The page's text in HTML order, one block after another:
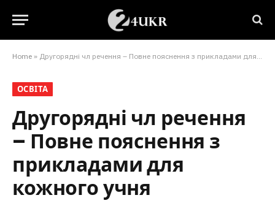
Home » Другорядні чл речення – Повне пояснення з прикладами для кожного учня
ОСВІТА
Другорядні чл речення
– Повне пояснення з
прикладами для
кожного учня